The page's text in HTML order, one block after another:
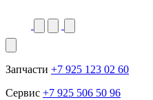
Запчасти +7 925 123 02 60
Сервис +7 925 506 50 96